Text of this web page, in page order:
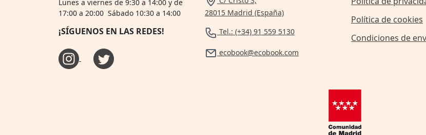
Lunes a viernes de 9:30 a 14:00 y de
17:00 a 20:00 Sábado 10:30 a 14:00
¡SÍGUENOS EN LAS REDES!
28015 Madrid (España)
Tel.: (+34) 91 559 5130
ecobook@ecobook.com
Política de cookies
Condiciones de